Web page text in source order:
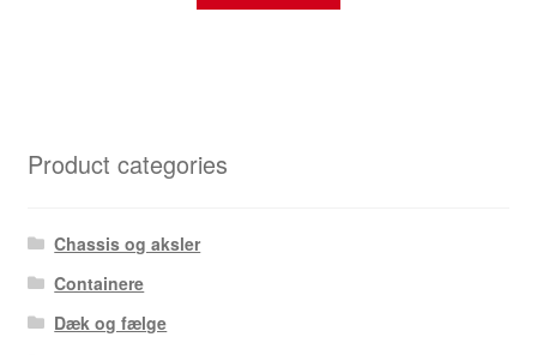
Product categories
Chassis og aksler
Containere
Dæk og fælge